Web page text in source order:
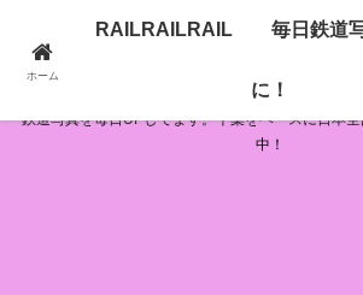
RAILRAILRAIL 毎日鉄道写
鉄道写真を毎日UPしてます。千葉をベースに日本
中！
ホーム
RAILRAILRAIL 毎日鉄道写
に！